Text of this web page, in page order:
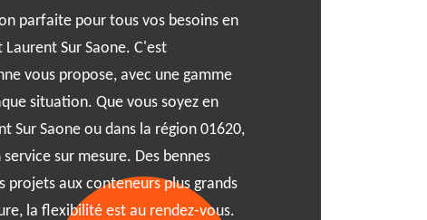
parfaite pour tous vos besoins en
Sur Saone. C'est
vous propose, avec une gamme
situation. Que vous soyez en
Sur Saone ou dans la région 01620,
sur mesure. Des bennes
projets aux conteneurs plus grands
la flexibilité est au rendez-vous.